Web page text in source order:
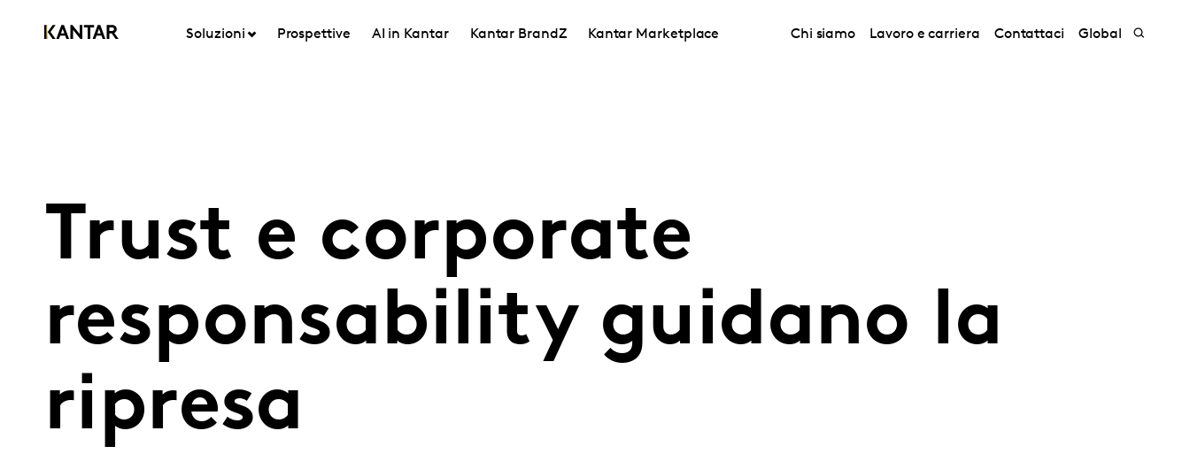
Soluzioni Prospettive AI in Kantar Kantar BrandZ Kantar Marketplace Chi siamo Lavoro e carriera Contattaci Global
Trust e corporate
responsability guidano la
ripresa